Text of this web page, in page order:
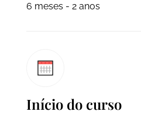
6 meses - 2 anos
Início do curso